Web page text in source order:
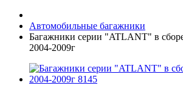
Автомобильные багажники
Багажники серии "ATLANT" в
2004-2009г